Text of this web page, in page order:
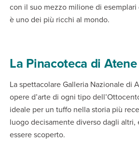
con il suo mezzo milione di
è uno dei più ricchi al mondo.
La Pinacoteca di Atene
La spettacolare Galleria Nazionale di
opere d’arte di ogni tipo
ideale per un tuffo nella storia più
luogo decisamente diverso dagli altri,
essere scoperto.